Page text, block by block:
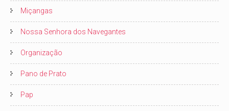
Miçangas
Nossa Senhora dos Navegantes
Organização
Pano de Prato
Pap